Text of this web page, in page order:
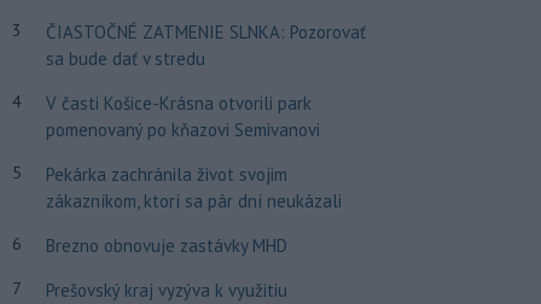
3
ČIASTOČNÉ ZATMENIE SLNKA: Pozorovať
sa bude dať v stredu
4
V časti Košice-Krásna otvorili park
pomenovaný po kňazovi Semivanovi
5
Pekárka zachránila život svojim
zákazníkom, ktorí sa pár dní neukázali
6 Brezno obnovuje zastávky MHD
7
Prešovský kraj vyzýva k využitiu